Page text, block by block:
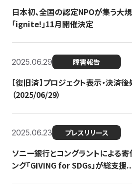
日本初、全国の認定NPOが集う大
「ignite!」11月開催決定
2025.06.29 障害報告
【復旧済】プロジェクト表示・決済
（2025/06/29）
2025.06.23 プレスリリース
ソニー銀行とコングラントによる寄
ング「GIVING for SDGs」が総支援